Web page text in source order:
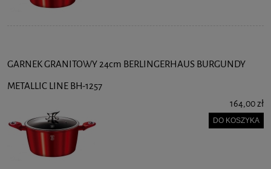
GARNEK GRANITOWY 24cm BERLINGERHAUS BURGUNDY
METALLIC LINE BH-1257
164,00 zł
DO KOSZYKA